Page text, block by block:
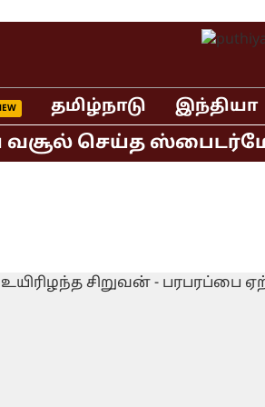
தமிழ்நாடு இந்தியா
செய்த ஸ்பைடர்மேன்